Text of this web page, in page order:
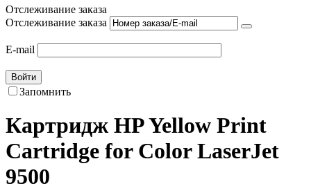
Отслеживание заказа
Отслеживание заказа
E-mail
Войти
Запомнить
Картридж HP Yellow Print
Cartridge for Color LaserJet
9500